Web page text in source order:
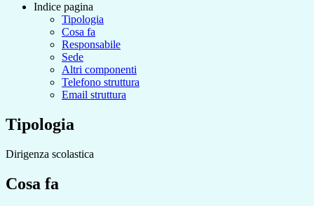
Indice pagina
Tipologia
Cosa fa
Responsabile
Sede
Altri componenti
Telefono struttura
Email struttura
Tipologia
Dirigenza scolastica
Cosa fa